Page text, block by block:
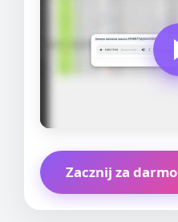
Zacznij za darmo